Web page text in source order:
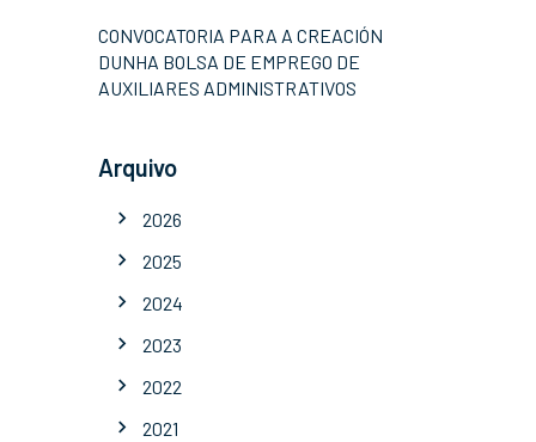
CONVOCATORIA PARA A CREACIÓN
DUNHA BOLSA DE EMPREGO DE
AUXILIARES ADMINISTRATIVOS
Arquivo
2026
2025
2024
2023
2022
2021